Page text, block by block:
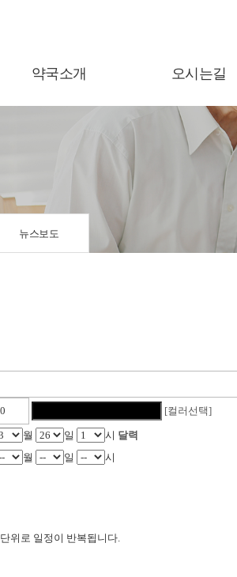
약국소개 오시는길
뉴스보도
[컬러선택]
월 일 시 달력
월 일
시
단위로 일정이 반복됩니다.